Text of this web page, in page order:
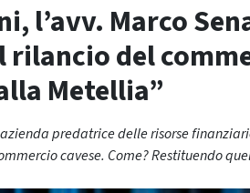
l’avv. Marco
rilancio del
Metellia”
predatrice delle risorse
cavese. Come? Restituendo